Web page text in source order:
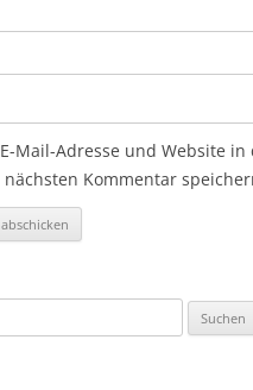
Mail-Adresse und Website in
Kommentar